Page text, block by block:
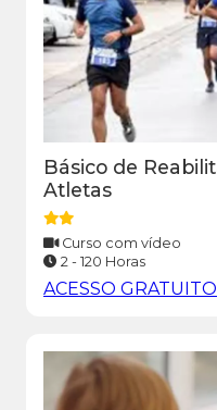
Básico de
Atletas
Curso com vídeo
2 - 120 Horas
ACESSO GRATUITO